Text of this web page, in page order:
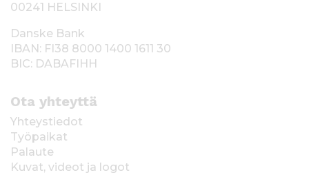
00241 HELSINKI
Danske Bank
IBAN: FI38 8000 1400 1611 30
BIC: DABAFIHH
Ota yhteyttä
Yhteystiedot
Työpaikat
Palaute
Kuvat, videot ja logot